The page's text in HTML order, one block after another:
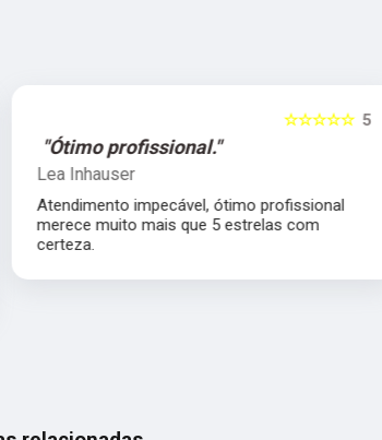
ótimo profissional
que 5 estrelas com
"Serviço e
Muito bom,
profissional
Rio de